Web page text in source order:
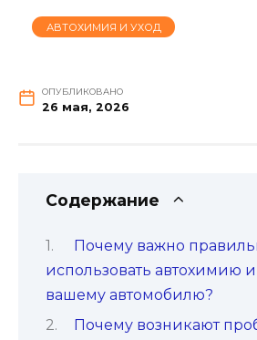
АВТОХИМИЯ И УХОД
ОПУБЛИКОВАНО
26 мая, 2026
Содержание
Почему важно
использовать автохимию и
вашему автомобилю?
Почему возникают